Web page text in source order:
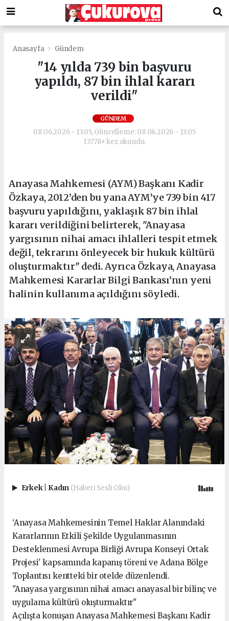
Anasayfa Gündem
"14 yılda 739 bin başvuru
yapıldı, 87 bin ihlal kararı
verildi"
GÜNDEM
08.06.2026 - 13:05, Güncelleme: 08.06.2026 - 13:05
13778+ kez okundu.
Anayasa Mahkemesi (AYM) Başkanı Kadir
Özkaya, 2012’den bu yana AYM’ye 739 bin 417
başvuru yapıldığını, yaklaşık 87 bin ihlal
kararı verildiğini belirterek, "Anayasa
yargısının nihai amacı ihlalleri tespit etmek
değil, tekrarını önleyecek bir hukuk kültürü
oluşturmaktır" dedi. Ayrıca Özkaya, Anayasa
Mahkemesi Kararlar Bilgi Bankası’nın yeni
halinin kullanıma açıldığını söyledi.
Erkek Kadın (Haberi Sesli Oku)
‘Anayasa Mahkemesinin Temel Haklar Alanındaki
Kararlarının Etkili Şekilde Uygulanmasının
Desteklenmesi Avrupa Birliği Avrupa Konseyi Ortak
Projesi' kapsamında kapanış töreni ve Adana Bölge
Toplantısı kentteki bir otelde düzenlendi.
"Anayasa yargısının nihai amacı anayasal bir bilinç ve
uygulama kültürü oluşturmaktır"
Açılışta konuşan Anayasa Mahkemesi Başkanı Kadir